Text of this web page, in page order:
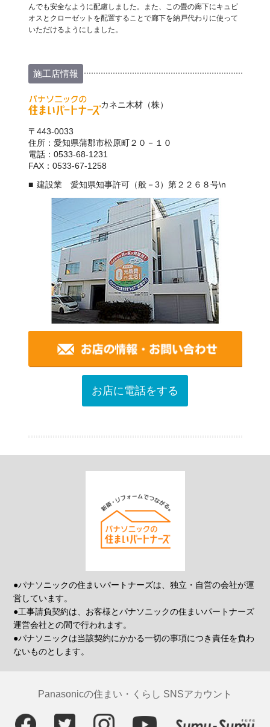
んでも安全なように配慮しました。また、この畳の廊下にキュビ
オスとクローゼットを配置することで廊下を納戸代わりに使って
いただけるようにしました。
施工店情報
カネニ木材（株）
〒443-0033
住所：愛知県蒲郡市松原町２０－１０
電話：0533-68-1231
FAX：0533-67-1258
建設業 愛知県知事許可（般－3）第２２６８号\n
お店に電話をする
●パナソニックの住まいパートナーズは、独立・自営の会社が運
営しています。
●工事請負契約は、お客様とパナソニックの住まいパートナーズ
運営会社との間で行われます。
●パナソニックは当該契約にかかる一切の事項につき責任を負わ
ないものとします。
Panasonicの住まい・くらし SNSアカウント